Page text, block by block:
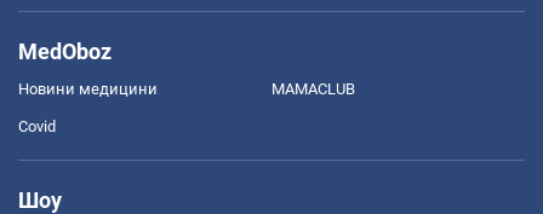
MedOboz
Новини медицини MAMACLUB
Covid
Шоу